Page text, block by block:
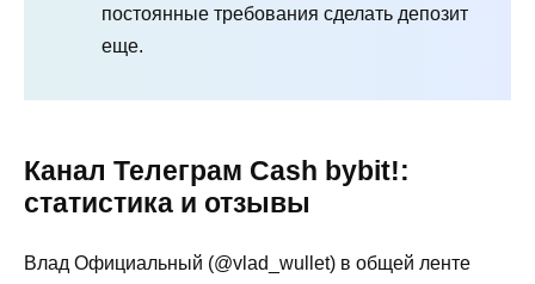
постоянные требования сделать депозит
еще.
Канал Телеграм Cash bybit!:
статистика и отзывы
Влад Официальный (@vlad_wullet) в общей ленте